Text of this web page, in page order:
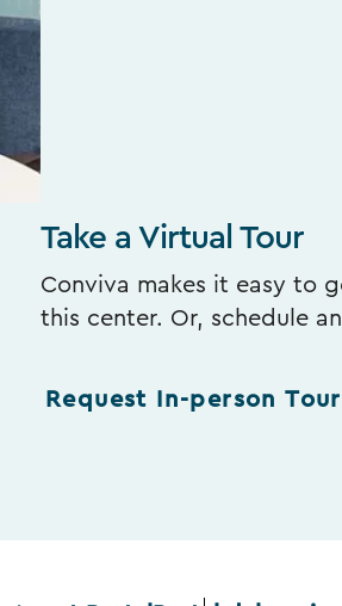
Take a Virtual Tour
Conviva makes it easy to
this center. Or, schedule
Request In-person Tour